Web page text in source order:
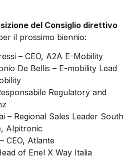
del Consiglio direttivo
il prossimo biennio:
– CEO, A2A E-Mobility
De Bellis – E-mobility Lead
Regulatory and
– Regional Sales Leader South
Alpitronic
CEO, Atlante
of Enel X Way Italia